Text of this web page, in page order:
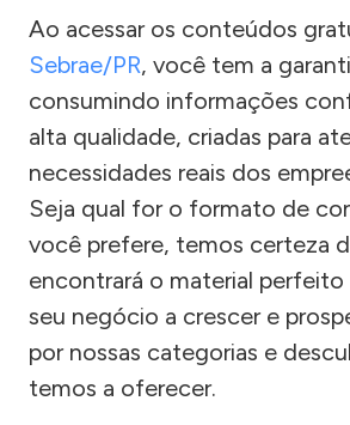
Ao acessar os conteúdos
Sebrae/PR, você tem a
consumindo informações
alta qualidade, criadas para
necessidades reais dos
Seja qual for o formato de
você prefere, temos certeza
encontrará o material perfeito
seu negócio a crescer e
por nossas categorias e
temos a oferecer.